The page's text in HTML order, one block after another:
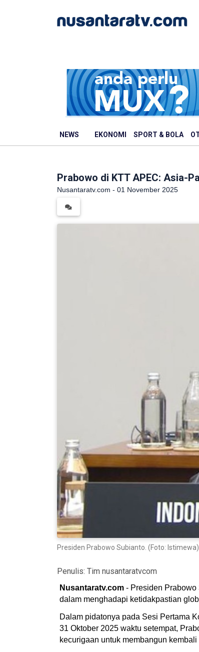
NEWS EKONOMI SPORT & BOLA
Prabowo di KTT APEC: Asia-
Nusantaratv.com - 01 November 2025
Presiden Prabowo Subianto. (Foto: Istimewa)
Penulis: Tim nusantaratvcom
Nusantaratv.com - Presiden
dalam menghadapi ketidakpastian
Dalam pidatonya pada Sesi Pertama
31 Oktober 2025 waktu setempat,
kecurigaan untuk membangun